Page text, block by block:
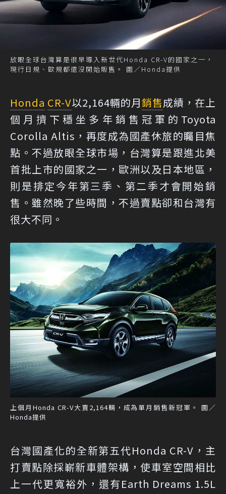
放眼全球台灣算是很早導入新世代Honda CR-V的國家之一，
現行日規、歐規都還沒開始販售。 圖／Honda提供
Honda CR-V以2,164輛的月銷售成績，在上
個月擠下穩坐多年銷售冠軍的Toyota
Corolla Altis，再度成為國產休旅的矚目焦
點。不過放眼全球市場，台灣算是跟進北美
首批上市的國家之一，歐洲以及日本地區，
則是排定今年第三季、第二季才會開始銷
售。雖然晚了些時間，不過賣點卻和台灣有
很大不同。
上個月Honda CR-V大賣2,164輛，成為單月銷售新冠軍。 圖／
Honda提供
台灣國產化的全新第五代Honda CR-V，主
打賣點除採嶄新車體架構，使車室空間相比
上一代更寬裕外，還有Earth Dreams 1.5L